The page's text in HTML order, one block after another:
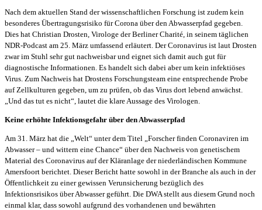
Nach dem aktuellen Stand der wissenschaftlichen Forschung ist zudem kein
besonderes Übertragungsrisiko für Corona über den Abwasserpfad gegeben.
Dies hat Christian Drosten, Virologe der Berliner Charité, in seinem täglichen
NDR-Podcast am 25. März umfassend erläutert. Der Coronavirus ist laut Drosten
zwar im Stuhl sehr gut nachweisbar und eignet sich damit auch gut für
diagnostische Informationen. Es handelt sich dabei aber um kein infektiöses
Virus. Zum Nachweis hat Drostens Forschungsteam eine entsprechende Probe
auf Zellkulturen gegeben, um zu prüfen, ob das Virus dort lebend anwächst.
„Und das tut es nicht“, lautet die klare Aussage des Virologen.
Keine erhöhte Infektionsgefahr über den Abwasserpfad
Am 31. März hat die „Welt“ unter dem Titel „Forscher finden Coronaviren im
Abwasser – und wittern eine Chance“ über den Nachweis von genetischem
Material des Coronavirus auf der Kläranlage der niederländischen Kommune
Amersfoort berichtet. Dieser Bericht hatte sowohl in der Branche als auch in der
Öffentlichkeit zu einer gewissen Verunsicherung bezüglich des
Infektionsrisikos über Abwasser geführt. Die DWA stellt aus diesem Grund noch
einmal klar, dass sowohl aufgrund des vorhandenen und bewährten